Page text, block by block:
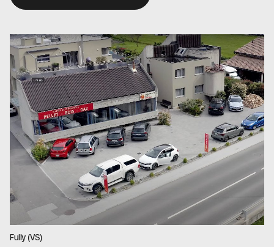
Fully (VS)